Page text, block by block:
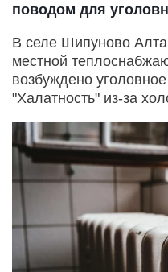
поводом для
В селе Шипуново
местной
возбуждено
"Халатность" из-за